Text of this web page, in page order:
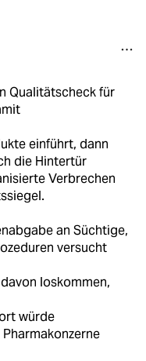
Qualitätscheck für
einführt, dann
die Hintertür
Verbrechen
an Süchtige,
versucht
loskommen,
würde